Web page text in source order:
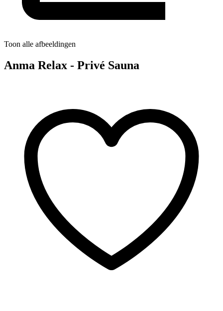
Toon alle afbeeldingen
Anma Relax - Privé Sauna